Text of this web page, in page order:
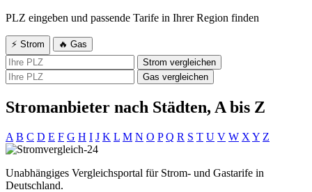
PLZ eingeben und passende Tarife in Ihrer Region finden
⚡ Strom
🔥 Gas
Strom vergleichen
Gas vergleichen
Stromanbieter nach Städten, A bis Z
A B C D E F G H I J K L M N O P Q R S T U V W X Y Z
Unabhängiges Vergleichsportal für Strom- und Gastarife in
Deutschland.